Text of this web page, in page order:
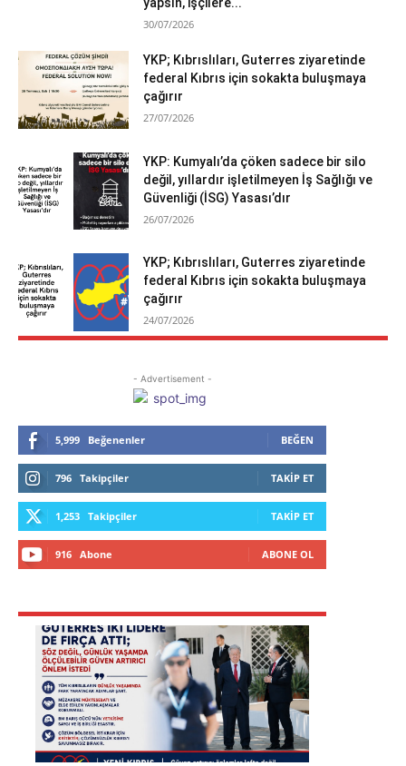
30/07/2026
YKP; Kıbrıslıları, Guterres ziyaretinde
federal Kıbrıs için sokakta buluşmaya
çağırır
27/07/2026
YKP: Kumyalı’da çöken sadece bir silo
değil, yıllardır işletilmeyen İş Sağlığı ve
Güvenliği (İSG) Yasası’dır
26/07/2026
YKP; Kıbrıslıları, Guterres ziyaretinde
federal Kıbrıs için sokakta buluşmaya
çağırır
24/07/2026
- Advertisement -
5,999 Beğenenler BEĞEN
796 Takipçiler TAKIP ET
1,253 Takipçiler TAKIP ET
916 Abone ABONE OL